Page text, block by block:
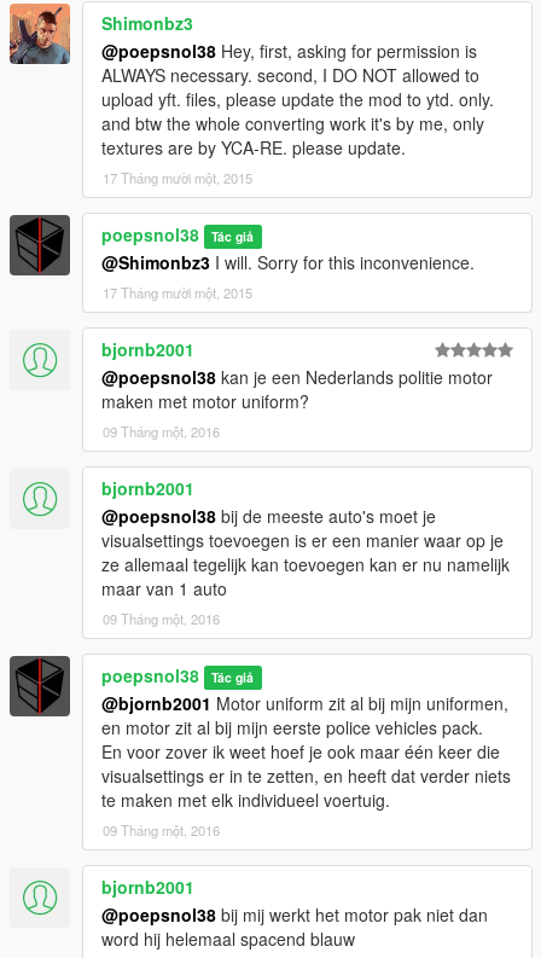
Shimonbz3
@poepsnol38 Hey, first, asking for permission is
ALWAYS necessary. second, I DO NOT allowed to
upload yft. files, please update the mod to ytd. only.
and btw the whole converting work it's by me, only
textures are by YCA-RE. please update.
17 Tháng mười một, 2015
poepsnol38 Tác giả
@Shimonbz3 I will. Sorry for this inconvenience.
17 Tháng mười một, 2015
bjornb2001
@poepsnol38 kan je een Nederlands politie motor
maken met motor uniform?
09 Tháng một, 2016
bjornb2001
@poepsnol38 bij de meeste auto's moet je
visualsettings toevoegen is er een manier waar op je
ze allemaal tegelijk kan toevoegen kan er nu namelijk
maar van 1 auto
09 Tháng một, 2016
poepsnol38 Tác giả
@bjornb2001 Motor uniform zit al bij mijn uniformen,
en motor zit al bij mijn eerste police vehicles pack.
En voor zover ik weet hoef je ook maar één keer die
visualsettings er in te zetten, en heeft dat verder niets
te maken met elk individueel voertuig.
09 Tháng một, 2016
bjornb2001
@poepsnol38 bij mij werkt het motor pak niet dan
word hij helemaal spacend blauw